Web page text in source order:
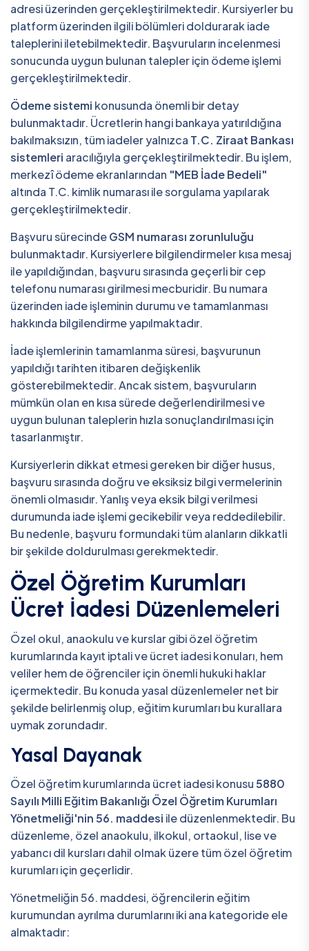
adresi üzerinden gerçekleştirilmektedir. Kursiyerler bu
platform üzerinden ilgili bölümleri doldurarak iade
taleplerini iletebilmektedir. Başvuruların incelenmesi
sonucunda uygun bulunan talepler için ödeme işlemi
gerçekleştirilmektedir.
Ödeme sistemi konusunda önemli bir detay
bulunmaktadır. Ücretlerin hangi bankaya yatırıldığına
bakılmaksızın, tüm iadeler yalnızca T.C. Ziraat Bankası
sistemleri aracılığıyla gerçekleştirilmektedir. Bu işlem,
merkezî ödeme ekranlarından "MEB İade Bedeli"
altında T.C. kimlik numarası ile sorgulama yapılarak
gerçekleştirilmektedir.
Başvuru sürecindeGSM numarası zorunluluğu
bulunmaktadır. Kursiyerlere bilgilendirmeler kısa mesaj
ile yapıldığından, başvuru sırasında geçerli bir cep
telefonu numarası girilmesi mecburidir. Bu numara
üzerinden iade işleminin durumu ve tamamlanması
hakkında bilgilendirme yapılmaktadır.
İade işlemlerinin tamamlanma süresi, başvurunun
yapıldığı tarihten itibaren değişkenlik
gösterebilmektedir. Ancak sistem, başvuruların
mümkün olan en kısa sürede değerlendirilmesi ve
uygun bulunan taleplerin hızla sonuçlandırılması için
tasarlanmıştır.
Kursiyerlerin dikkat etmesi gereken bir diğer husus,
başvuru sırasında doğru ve eksiksiz bilgi vermelerinin
önemli olmasıdır. Yanlış veya eksik bilgi verilmesi
durumunda iade işlemi gecikebilir veya reddedilebilir.
Bu nedenle, başvuru formundaki tüm alanların dikkatli
bir şekilde doldurulması gerekmektedir.
Özel Öğretim Kurumları
Ücret İadesi Düzenlemeleri
Özel okul, anaokulu ve kurslar gibi özel öğretim
kurumlarında kayıt iptali ve ücret iadesi konuları, hem
veliler hem de öğrenciler için önemli hukuki haklar
içermektedir. Bu konuda yasal düzenlemeler net bir
şekilde belirlenmiş olup, eğitim kurumları bu kurallara
uymak zorundadır.
Yasal Dayanak
Özel öğretim kurumlarında ücret iadesi konusu5880
Sayılı Milli Eğitim Bakanlığı Özel Öğretim Kurumları
Yönetmeliği'nin 56. maddesi ile düzenlenmektedir. Bu
düzenleme, özel anaokulu, ilkokul, ortaokul, lise ve
yabancı dil kursları dahil olmak üzere tüm özel öğretim
kurumları için geçerlidir.
Yönetmeliğin 56. maddesi, öğrencilerin eğitim
kurumundan ayrılma durumlarını iki ana kategoride ele
almaktadır: